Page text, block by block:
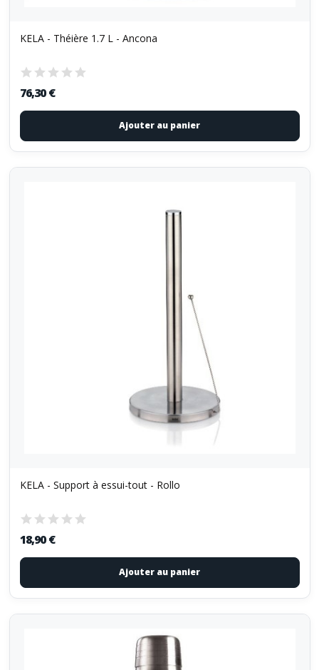
KELA - Théière 1.7 L - Ancona
76,30 €
Ajouter au panier
KELA - Support à essui-tout - Rollo
18,90 €
Ajouter au panier